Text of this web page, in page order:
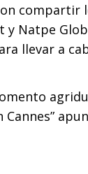
compartir
y Natpe
llevar a
Cannes”